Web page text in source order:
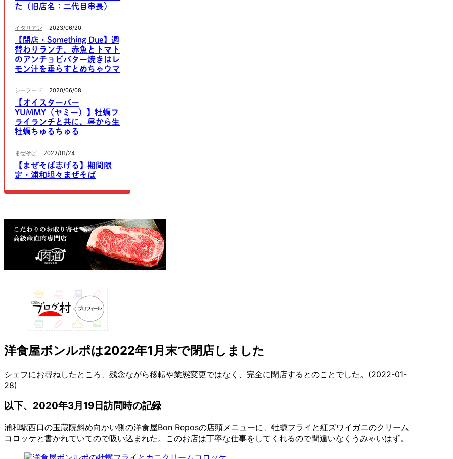
た（旧店名：二代目串長）
イタリアン 2023/06/20
【閉店・Something Due】週
替わりランチ、赤魚とトマト
のアンチョビバター焼きはレ
モン汁を垂らすとめちゃウマ
シーフード 2020/06/08
【オイスターバー
YUMMY（ヤミー）】牡蠣フ
ライランチと共に、昼から生
牡蠣ちゅるちゅる
まぜそば 2022/01/24
【まぜそば志げる】期間限
定・浦和坦々まぜそば
洋食屋ボンルポは2022年1月末で閉店しました
シェフにお尋ねしたところ、残念ながら移転や業態変更ではなく、完全に閉店するとのことでした。(2022-01-
28)
以下、2020年3月19日訪問時の記録
浦和駅西口の玉蔵院斜め向かい側の洋食屋Bon Reposの店頭メニューに、牡蠣フライと紅ズワイガニのクリーム
コロッケと書かれていてので吸い込まれた。このお店は丁寧な仕事をしてくれるので間違いなくうみゃいはず。